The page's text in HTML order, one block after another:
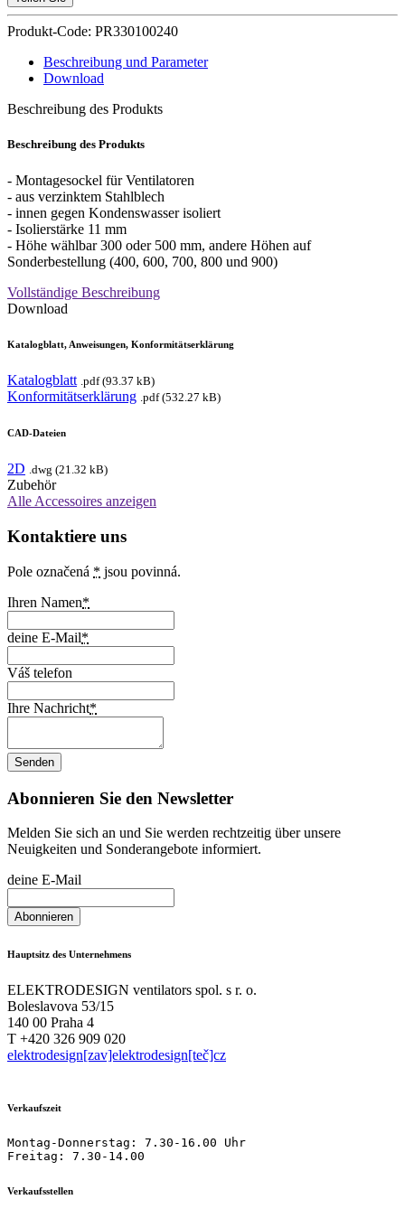
Produkt-Code: PR330100240
Beschreibung und Parameter
Download
Beschreibung des Produkts
Beschreibung des Produkts
- Montagesockel für Ventilatoren
- aus verzinktem Stahlblech
- innen gegen Kondenswasser isoliert
- Isolierstärke 11 mm
- Höhe wählbar 300 oder 500 mm, andere Höhen auf
Sonderbestellung (400, 600, 700, 800 und 900)
Vollständige Beschreibung
Download
Katalogblatt, Anweisungen, Konformitätserklärung
Katalogblatt .pdf (93.37 kB)
Konformitätserklärung .pdf (532.27 kB)
CAD-Dateien
2D .dwg (21.32 kB)
Zubehör
Alle Accessoires anzeigen
Kontaktiere uns
Pole označená * jsou povinná.
Ihren Namen*
deine E-Mail*
Váš telefon
Ihre Nachricht*
Abonnieren Sie den Newsletter
Melden Sie sich an und Sie werden rechtzeitig über unsere
Neuigkeiten und Sonderangebote informiert.
deine E-Mail
Hauptsitz des Unternehmens
ELEKTRODESIGN ventilators spol. s r. o.
Boleslavova 53/15
140 00 Praha 4
T +420 326 909 020
elektrodesign[zav]elektrodesign[teč]cz
Verkaufszeit
Montag-Donnerstag: 7.30-16.00 Uhr
Freitag: 7.30-14.00
Verkaufsstellen